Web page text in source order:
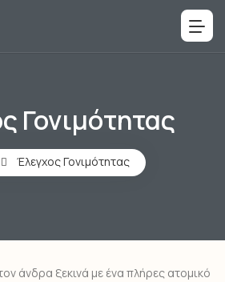
Γονιμότητας
Έλεγχος Γονιμότητας
άνδρα ξεκινά με ένα πλήρες ατομικό